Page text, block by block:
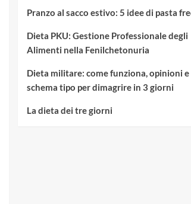
Pranzo al sacco estivo: 5 idee di pasta
Dieta PKU: Gestione Professionale degli
Alimenti nella Fenilchetonuria
Dieta militare: come funziona, opinioni e
schema tipo per dimagrire in 3 giorni
La dieta dei tre giorni